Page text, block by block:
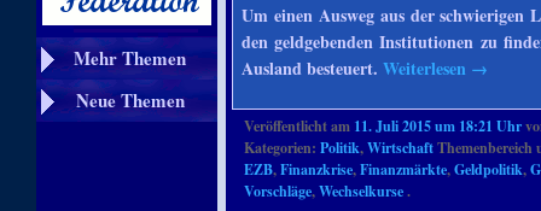
Mehr Themen
Neue Themen
Um einen Ausweg aus der schwierigen
den geldgebenden Institutionen zu
Ausland besteuert.Weiterlesen →
Veröffentlicht am 11. Juli 2015 um 18:21 Uhr
Kategorien:Politik,Wirtschaft
EZB,Finanzkrise,Finanzmärkte,Geldpolitik,
Vorschläge,Wechselkurse.